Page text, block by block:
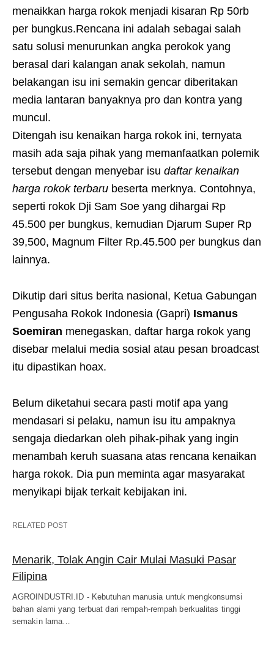
menaikkan harga rokok menjadi kisaran Rp 50rb
per bungkus.Rencana ini adalah sebagai salah
satu solusi menurunkan angka perokok yang
berasal dari kalangan anak sekolah, namun
belakangan isu ini semakin gencar diberitakan
media lantaran banyaknya pro dan kontra yang
muncul.
Ditengah isu kenaikan harga rokok ini, ternyata
masih ada saja pihak yang memanfaatkan polemik
tersebut dengan menyebar isu daftar kenaikan
harga rokok terbaru beserta merknya. Contohnya,
seperti rokok Dji Sam Soe yang dihargai Rp
45.500 per bungkus, kemudian Djarum Super Rp
39,500, Magnum Filter Rp.45.500 per bungkus dan
lainnya.
Dikutip dari situs berita nasional, Ketua Gabungan
Pengusaha Rokok Indonesia (Gapri) Ismanus
Soemiran menegaskan, daftar harga rokok yang
disebar melalui media sosial atau pesan broadcast
itu dipastikan hoax.
Belum diketahui secara pasti motif apa yang
mendasari si pelaku, namun isu itu ampaknya
sengaja diedarkan oleh pihak-pihak yang ingin
menambah keruh suasana atas rencana kenaikan
harga rokok. Dia pun meminta agar masyarakat
menyikapi bijak terkait kebijakan ini.
RELATED POST
Menarik, Tolak Angin Cair Mulai Masuki Pasar
Filipina
AGROINDUSTRI.ID - Kebutuhan manusia untuk mengkonsumsi
bahan alami yang terbuat dari rempah-rempah berkualitas tinggi
semakin lama…